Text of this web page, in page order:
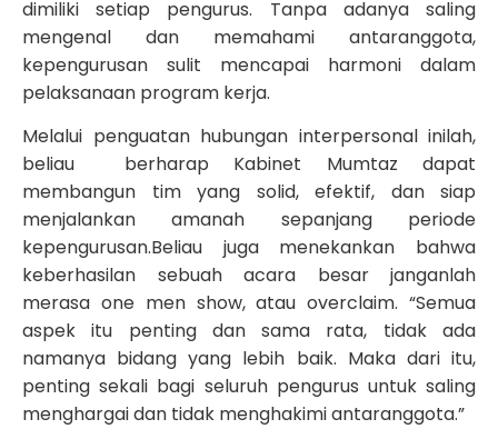
dimiliki setiap pengurus. Tanpa adanya saling
mengenal dan memahami antaranggota,
kepengurusan sulit mencapai harmoni dalam
pelaksanaan program kerja.
Melalui penguatan hubungan interpersonal inilah,
beliau berharap Kabinet Mumtaz dapat
membangun tim yang solid, efektif, dan siap
menjalankan amanah sepanjang periode
kepengurusan.Beliau juga menekankan bahwa
keberhasilan sebuah acara besar janganlah
merasa one men show, atau overclaim. “Semua
aspek itu penting dan sama rata, tidak ada
namanya bidang yang lebih baik. Maka dari itu,
penting sekali bagi seluruh pengurus untuk saling
menghargai dan tidak menghakimi antaranggota.”